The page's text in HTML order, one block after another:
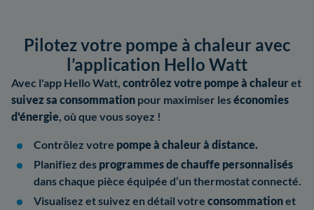
Pilotez votre pompe à chaleur avec
l’application Hello Watt
Avec l'app Hello Watt, contrôlez votre pompe à chaleuret
suivez sa consommation pour maximiser leséconomies
d'énergie, où que vous soyez !
Contrôlez votre pompe à chaleur à distance.
Planifiez des programmes de chauffe personnalisés
dans chaque pièce équipée d’un thermostat connecté.
Visualisez et suivez en détail votre consommationet